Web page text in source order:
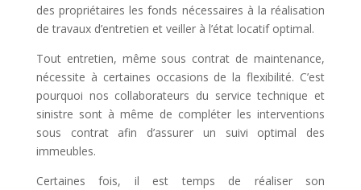
des propriétaires les fonds nécessaires à la réalisation
de travaux d’entretien et veiller à l’état locatif optimal.
Tout entretien, même sous contrat de maintenance,
nécessite à certaines occasions de la flexibilité. C’est
pourquoi nos collaborateurs du service technique et
sinistre sont à même de compléter les interventions
sous contrat afin d’assurer un suivi optimal des
immeubles.
Certaines fois, il est temps de réaliser son